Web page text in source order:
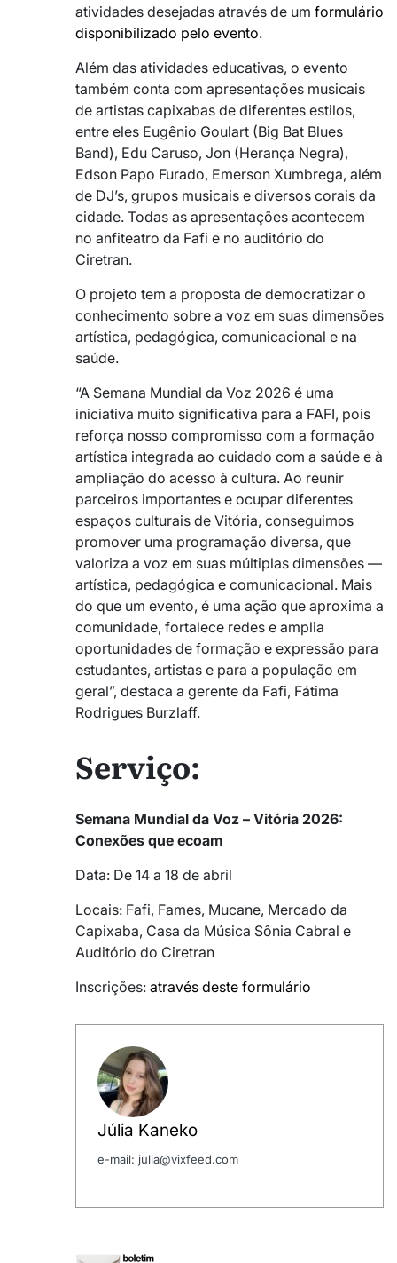
atividades desejadas através de um formulário
disponibilizado pelo evento.
Além das atividades educativas, o evento
também conta com apresentações musicais
de artistas capixabas de diferentes estilos,
entre eles Eugênio Goulart (Big Bat Blues
Band), Edu Caruso, Jon (Herança Negra),
Edson Papo Furado, Emerson Xumbrega, além
de DJ’s, grupos musicais e diversos corais da
cidade. Todas as apresentações acontecem
no anfiteatro da Fafi e no auditório do
Ciretran.
O projeto tem a proposta de democratizar o
conhecimento sobre a voz em suas dimensões
artística, pedagógica, comunicacional e na
saúde.
“A Semana Mundial da Voz 2026 é uma
iniciativa muito significativa para a FAFI, pois
reforça nosso compromisso com a formação
artística integrada ao cuidado com a saúde e à
ampliação do acesso à cultura. Ao reunir
parceiros importantes e ocupar diferentes
espaços culturais de Vitória, conseguimos
promover uma programação diversa, que
valoriza a voz em suas múltiplas dimensões —
artística, pedagógica e comunicacional. Mais
do que um evento, é uma ação que aproxima a
comunidade, fortalece redes e amplia
oportunidades de formação e expressão para
estudantes, artistas e para a população em
geral”, destaca a gerente da Fafi, Fátima
Rodrigues Burzlaff.
Serviço:
Semana Mundial da Voz – Vitória 2026:
Conexões que ecoam
Data: De 14 a 18 de abril
Locais: Fafi, Fames, Mucane, Mercado da
Capixaba, Casa da Música Sônia Cabral e
Auditório do Ciretran
Inscrições: através deste formulário
Júlia Kaneko
e-mail: julia@vixfeed.com